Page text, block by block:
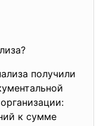
получили
к сумме